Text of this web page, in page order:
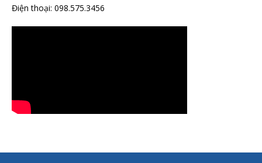
Điện thoại: 098.575.3456